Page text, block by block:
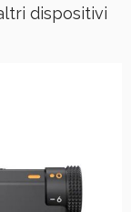
dispositivi